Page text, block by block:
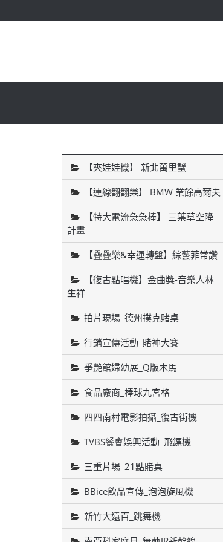
【夾娃娃機】 新北萬里蟹
【連線翻翻樂】 BMW 業餘高爾夫
【特大電流急急棒】 三葉草空降
計畫
【疊疊樂&幸運轉盤】綜藝菲常讚
【復古點唱機】金曲獎-音樂人林
生祥
拍片現場_德州撲克賭桌
行銷宣傳活動_賭神大賽
爭艷館婦幼展_Q版木馬
食品廠商_棒球九宮格
四四南村電影拍攝_復古街機
TVBS餐會娛興活動_飛鏢機
三重片場_21點賭桌
BBice飲品宣傳_泡泡旋風機
新竹大遠百_跳舞機